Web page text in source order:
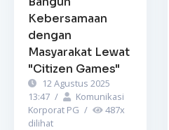
Kebersamaan
dengan
Masyarakat Lewat
"Citizen Games"
12 Agustus 2025
13:47 /
Komunikasi
Korporat PG / 487x
dilihat